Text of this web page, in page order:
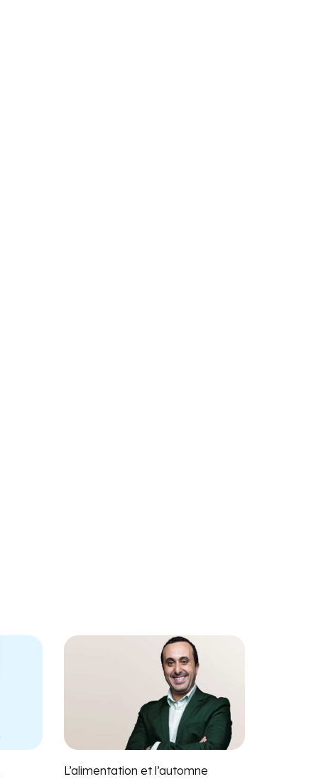
L’alimentation et l’automne